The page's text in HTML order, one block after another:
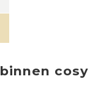
binnen cosy